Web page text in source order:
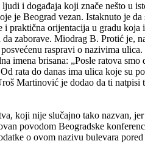
i događaja koji znače nešto u
je Beograd vezan. Istaknuto je da
i praktična orijentacija u gradu koja
zaborave. Miodrag B. Protić je,
raspravi o nazivima
imena brisana: „Posle ratova smo
rata do danas ima ulica koje su
Martinović je dodao da ti natpisi
koji nije slučajno tako nazvan, jer
povodom Beogradske
o ovom nazivu bulevara